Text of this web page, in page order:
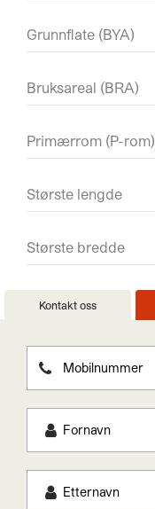
Grunnflate (BYA)
Bruksareal (BRA)
Primærrom (P-rom)
Største lengde
Største bredde
Kontakt oss